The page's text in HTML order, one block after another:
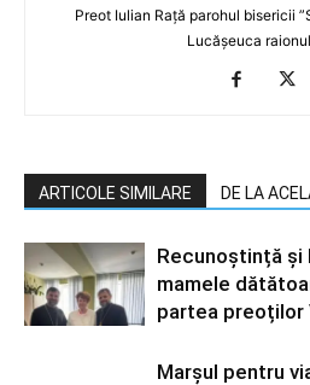
Preot Iulian Rață parohul bisericii
Lucășeuca
ARTICOLE SIMILARE DE LA
Recunoștință și
mamele
partea preoților
Marșul pentru